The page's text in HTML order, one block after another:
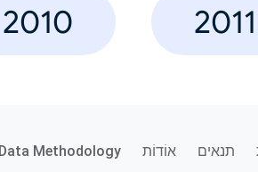
2011
2010
תנאים אוֹדוֹת Data Methodology